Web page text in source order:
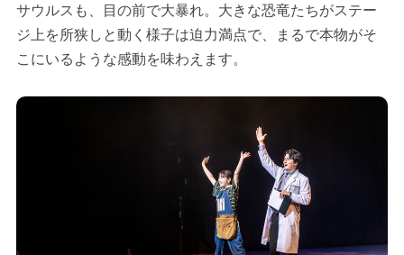
サウルスも、目の前で大暴れ。大きな恐竜たちがステー
ジ上を所狭しと動く様子は迫力満点で、まるで本物がそ
こにいるような感動を味わえます。